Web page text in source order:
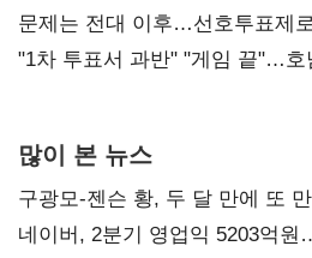
4만278명
문제는 전대 이후…선호투표제
불복'
"1차 투표서 과반" "게임 끝"…호
많이 본 뉴스
구광모-젠슨 황, 두 달 만에 또
네이버, 2분기 영업익 5203억